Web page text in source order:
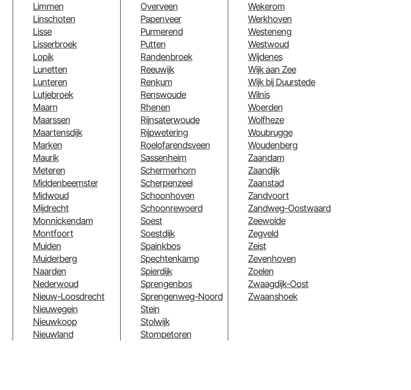
Limmen
Linschoten
Lisse
Lisserbroek
Lopik
Lunetten
Lunteren
Lutjebroek
Maarn
Maarssen
Maartensdijk
Marken
Maurik
Meteren
Middenbeemster
Midwoud
Mijdrecht
Monnickendam
Montfoort
Muiden
Muiderberg
Naarden
Nederwoud
Nieuw-Loosdrecht
Nieuwegein
Nieuwkoop
Nieuwland
Overveen
Papenveer
Purmerend
Putten
Randenbroek
Reeuwijk
Renkum
Renswoude
Rhenen
Rijnsaterwoude
Rijpwetering
Roelofarendsveen
Sassenheim
Schermerhorn
Scherpenzeel
Schoonhoven
Schoonrewoerd
Soest
Soestdijk
Spainkbos
Spechtenkamp
Spierdijk
Sprengenbos
Sprengenweg-Noord
Stein
Stolwijk
Stompetoren
Wekerom
Werkhoven
Westeneng
Westwoud
Wijdenes
Wijk aan Zee
Wijk bij Duurstede
Wilnis
Woerden
Wolfheze
Woubrugge
Woudenberg
Zaandam
Zaandijk
Zaanstad
Zandvoort
Zandweg-Oostwaard
Zeewolde
Zegveld
Zeist
Zevenhoven
Zoelen
Zwaagdijk-Oost
Zwaanshoek